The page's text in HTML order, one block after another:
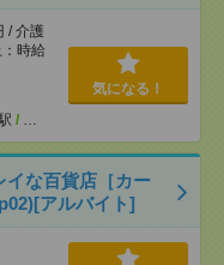
/ 介護
時給
/ …
気になる！
イな百貨店［カー
アルバイト]